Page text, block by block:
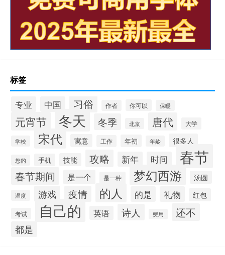
标签
专业 中国 习俗 作者 你可以 保暖
元宵节 冬天 冬季 北京 唐代 大学
学校 宋代 寓意 工作 年初 年龄 很多人
您的 手机 技能 攻略 新年 时间 春节
春节期间 是一个 是一种 梦幻西游 汤圆
温度 游戏 疫情 的人 的是 礼物 红包
考试 自己的 英语 诗人 费用 还不
都是